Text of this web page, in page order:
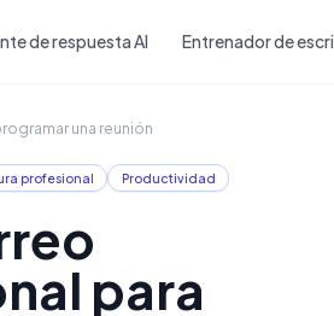
de respuesta AI Entrenador de
una reunión
profesional Productividad
para